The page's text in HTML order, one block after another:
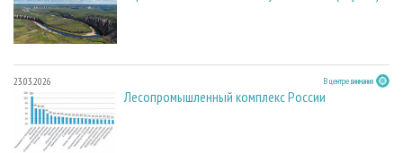
23.03.2026 В центре внимания
Лесопромышленный комплекс России